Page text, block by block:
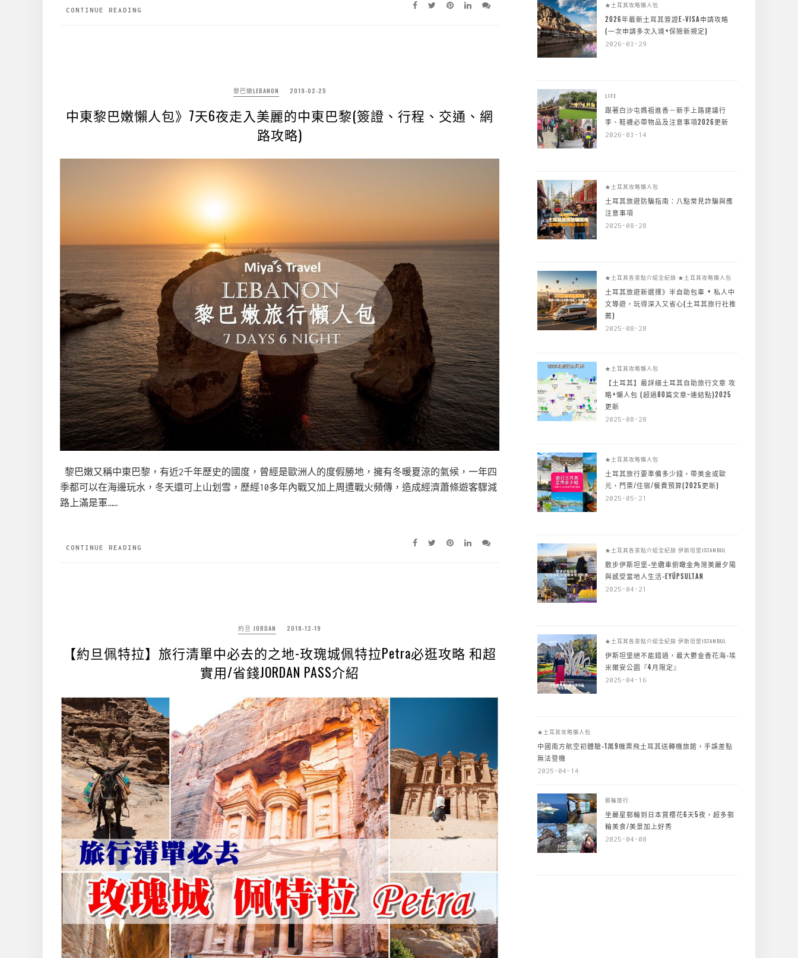
CONTINUE READING
黎巴嫩LEBANON 2019-02-25
中東黎巴嫩懶人包》7天6夜走入美麗的中東巴黎(簽證、行程、交通、網
路攻略)
黎巴嫩又稱中東巴黎，有近2千年歷史的國度，曾經是歐洲人的度假勝地，擁有冬暖夏涼的氣候，一年四
季都可以在海邊玩水，冬天還可上山划雪，歷經10多年內戰又加上周遭戰火頻傳，造成經濟蕭條遊客驟減
路上滿是軍……
CONTINUE READING
約旦 JORDAN 2018-12-19
【約旦佩特拉】旅行清單中必去的之地-玫瑰城佩特拉Petra必逛攻略 和超
實用/省錢JORDAN PASS介紹
★土耳其攻略懶人包
2026年最新土耳其簽證E-VISA申請攻略
(一次申請多次入境+保險新規定)
2026-03-29
LIFE
跟著白沙屯媽祖進香－新手上路建議行
李、鞋襪必帶物品及注意事項2026更新
2026-03-14
★土耳其攻略懶人包
土耳其旅遊防騙指南：八點常見詐騙與應
注意事項
2025-08-28
★土耳其各景點介紹全紀錄 ★土耳其攻略懶人包
土耳其旅遊新選擇》半自助包車 + 私人中
文導遊，玩得深入又省心(土耳其旅行社推
薦)
2025-08-28
★土耳其攻略懶人包
【土耳其】最詳細土耳其自助旅行文章 攻
略+懶人包 (超過80篇文章~連結點)2025
更新
2025-08-28
★土耳其攻略懶人包
土耳其旅行要準備多少錢，帶美金或歐
元，門票/住宿/餐費預算(2025更新)
2025-05-21
★土耳其各景點介紹全紀錄 伊斯坦堡ISTANBUL
散步伊斯坦堡-坐纜車俯瞰金角灣美麗夕陽
與感受當地人生活-EYÜPSULTAN
2025-04-21
★土耳其各景點介紹全紀錄 伊斯坦堡ISTANBUL
伊斯坦堡絕不能錯過，最大鬱金香花海-埃
米爾安公園『4月限定』
2025-04-16
★土耳其攻略懶人包
中國南方航空初體驗-1萬9機票飛土耳其送轉機旅館，手誤差點
無法登機
2025-04-14
郵輪旅行
坐麗星郵輪到日本賞櫻花6天5夜，超多郵
輪美食/美景加上好秀
2025-04-08